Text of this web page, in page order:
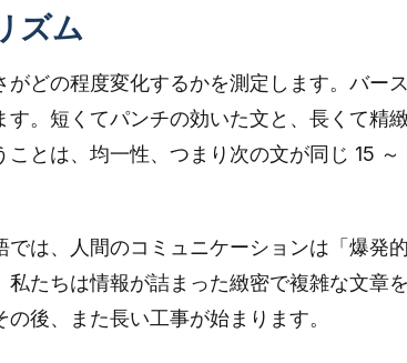
ズム
どの程度変化するかを測定します。バー
。短くてパンチの効いた文と、長くて精
とは、均一性、つまり次の文が同じ 15 ～
は、人間のコミュニケーションは「爆発的
たちは情報が詰まった緻密で複雑な文章
後、また長い工事が始まります。